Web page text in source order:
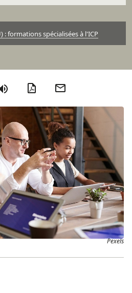
: formations spécialisées à l'ICP
Version PDF
Pexels